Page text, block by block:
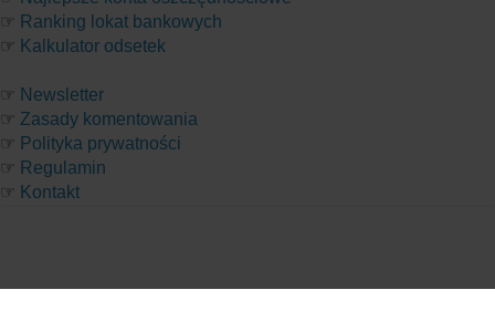
☞ Ranking lokat bankowych
☞ Kalkulator odsetek
☞ Newsletter
☞ Zasady komentowania
☞ Polityka prywatności
☞ Regulamin
☞ Kontakt